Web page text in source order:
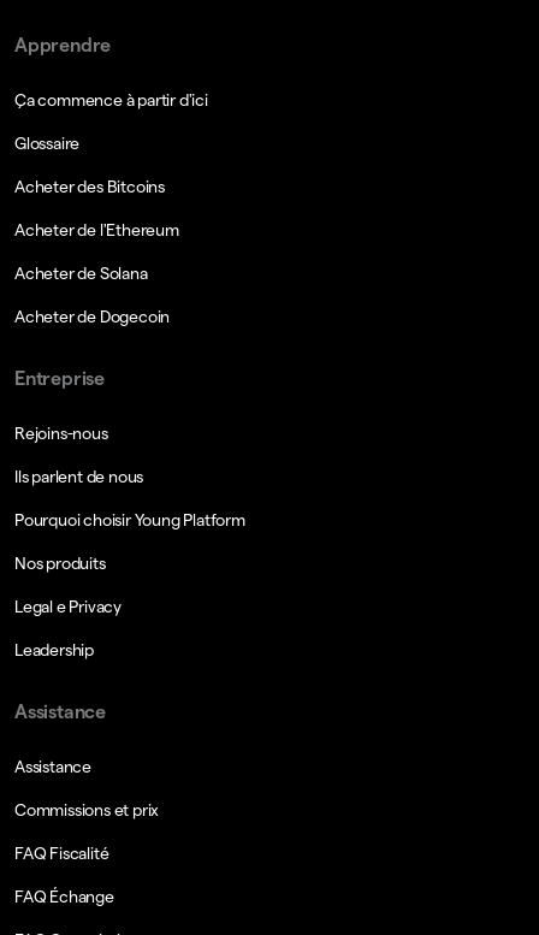
Apprendre
Ça commence à partir d'ici
Glossaire
Acheter des Bitcoins
Acheter de l'Ethereum
Acheter de Solana
Acheter de Dogecoin
Entreprise
Rejoins-nous
Ils parlent de nous
Pourquoi choisir Young Platform
Nos produits
Legal e Privacy
Leadership
Assistance
Assistance
Commissions et prix
FAQ Fiscalité
FAQ Échange